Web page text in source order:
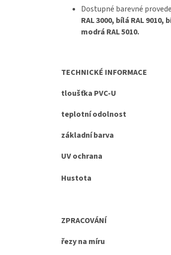
Dostupné barevné
RAL 3000, bílá RAL
modrá RAL 5010.
TECHNICKÉ INFORMACE
tloušťka PVC-U
teplotní odolnost
základní barva
UV ochrana
Hustota
ZPRACOVÁNÍ
řezy na míru